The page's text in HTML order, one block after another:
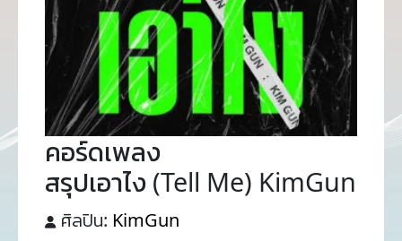
คอร์ดเพลง
สรุปเอาไง (Tell Me) KimGun
ศิลปิน: KimGun